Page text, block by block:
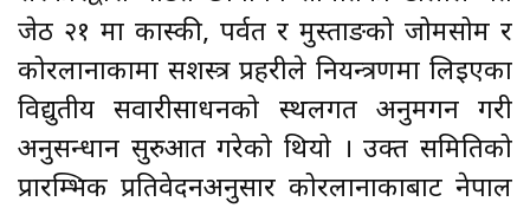
जेठ २१ मा कास्की, पर्वत र मुस्ताङको जोमसोम र
कोरलानाकामा सशस्त्र प्रहरीले नियन्त्रणमा लिइएका
विद्युतीय सवारीसाधनको स्थलगत अनुमगन गरी
अनुसन्धान सुरुआत गरेको थियो । उक्त समितिको
प्रारम्भिक प्रतिवेदनअनुसार कोरलानाकाबाट नेपाल